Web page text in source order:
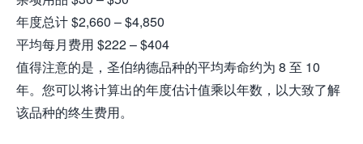
年度总计 $2,660 – $4,850
平均每月费用 $222 – $404
值得注意的是，圣伯纳德品种的平均寿命约为 8 至 10
年。您可以将计算出的年度估计值乘以年数，以大致了解
该品种的终生费用。